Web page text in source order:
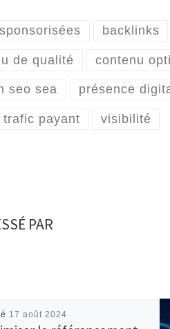
backlinks
de qualité contenu
seo sea présence
trafic payant visibilité
PAR
17 août 2024